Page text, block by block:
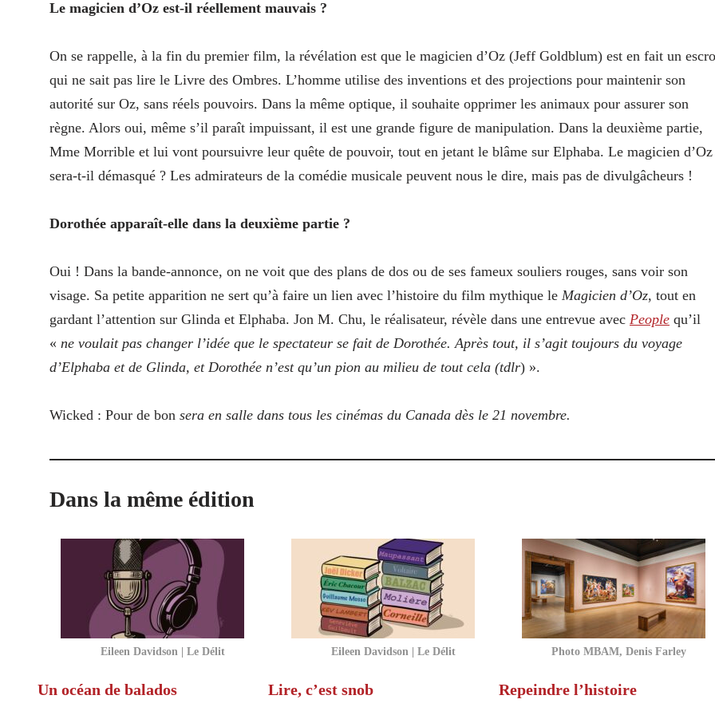
Le magicien d’Oz est-il réellement mauvais ?
On se rappelle, à la fin du premier film, la révélation est que le magicien d’Oz (Jeff Goldblum) est en fait un
qui ne sait pas lire le Livre des Ombres. L’homme utilise des inventions et des projections pour maintenir son
autorité sur Oz, sans réels pouvoirs. Dans la même optique, il souhaite opprimer les animaux pour assurer son
règne. Alors oui, même s’il paraît impuissant, il est une grande figure de manipulation. Dans la deuxième partie,
Mme Morrible et lui vont poursuivre leur quête de pouvoir, tout en jetant le blâme sur Elphaba. Le magicien d’Oz
sera-t-il démasqué ? Les admirateurs de la comédie musicale peuvent nous le dire, mais pas de divulgâcheurs !
Dorothée apparaît-elle dans la deuxième partie ?
Oui ! Dans la bande-annonce, on ne voit que des plans de dos ou de ses fameux souliers rouges, sans voir son
visage. Sa petite apparition ne sert qu’à faire un lien avec l’histoire du film mythique le Magicien d’Oz, tout en
gardant l’attention sur Glinda et Elphaba. Jon M. Chu, le réalisateur, révèle dans une entrevue avec People qu’il
« ne voulait pas changer l’idée que le spectateur se fait de Dorothée. Après tout, il s’agit toujours du voyage
d’Elphaba et de Glinda, et Dorothée n’est qu’un pion au milieu de tout cela (tdlr) ».
Wicked : Pour de bon sera en salle dans tous les cinémas du Canada dès le 21 novembre.
Dans la même édition
Eileen Davidson | Le Délit
Un océan de balados
Eileen Davidson | Le Délit
Lire, c’est snob
Photo MBAM, Denis Farley
Repeindre l’histoire